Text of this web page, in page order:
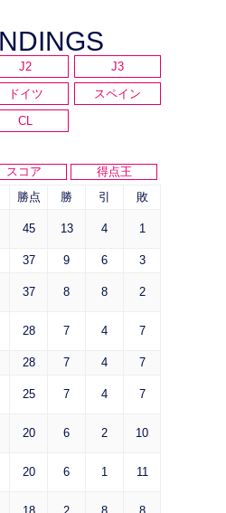
J2
J3
ドイツ
スペイン
CL
スコア
得点王
勝点 勝 引 敗
45 13 4 1
37 9 6 3
37 8 8 2
28 7 4 7
28 7 4 7
25 7 4 7
20 6 2 10
20 6 1 11